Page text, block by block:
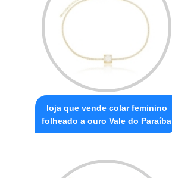
loja que vende colar feminino
folheado a ouro Vale do Paraíba